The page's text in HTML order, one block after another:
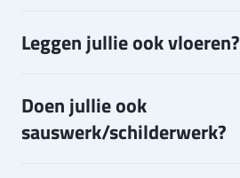
Leggen jullie ook vloeren?
Doen jullie ook
sauswerk/schilderwerk?